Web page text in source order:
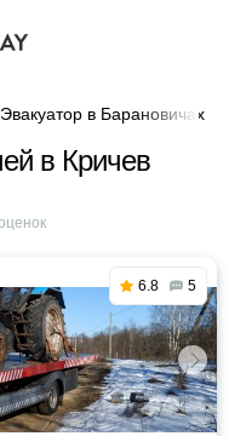
Эвакуатор в Барановичах
в Кричев
6.8 5